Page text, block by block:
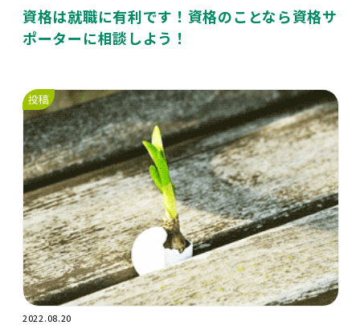
資格は就職に有利です！資格のことなら資格サ
ポーターに相談しよう！
投稿
2022.08.20